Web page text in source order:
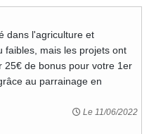
dans l'agriculture et
faibles, mais les projets ont
25€ de bonus pour votre 1er
au parrainage en
Le 11/06/2022